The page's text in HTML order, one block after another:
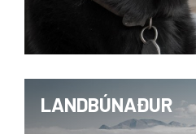
LANDBÚNAÐUR